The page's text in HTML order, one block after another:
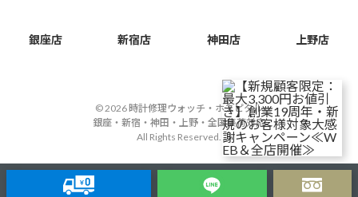
銀座店 新宿店 神田店 上野店
© 2026 時計修理ウォッチ・ホスピタル
銀座・新宿・神田・上野・全国集荷対応
All Rights Reserved.